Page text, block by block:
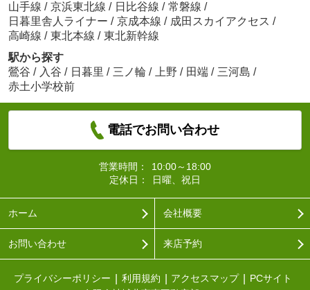
山手線 / 京浜東北線 / 日比谷線 / 常磐線 /
日暮里舎人ライナー / 京成本線 / 成田スカイアクセス /
高崎線 / 東北本線 / 東北新幹線
駅から探す
鶯谷 / 入谷 / 日暮里 / 三ノ輪 / 上野 / 田端 / 三河島 /
赤土小学校前
電話でお問い合わせ
営業時間：
10:00～18:00
定休日：
日曜、祝日
ホーム 会社概要
お問い合わせ 来店予約
プライバシーポリシー 利用規約 アクセスマップ
PCサイト